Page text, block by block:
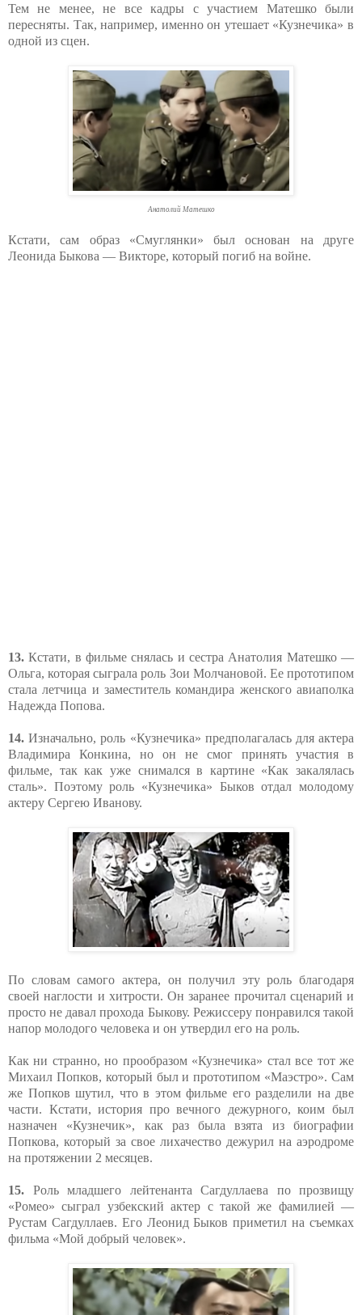
Тем не менее, не все кадры с участием Матешко были
пересняты. Так, например, именно он утешает «Кузнечика» в
одной из сцен.
Анатолий Матешко
Кстати, сам образ «Смуглянки» был основан на друге
Леонида Быкова — Викторе, который погиб на войне.
13. Кстати, в фильме снялась и сестра Анатолия Матешко —
Ольга, которая сыграла роль Зои Молчановой. Ее прототипом
стала летчица и заместитель командира женского авиаполка
Надежда Попова.
14.Изначально, роль «Кузнечика» предполагалась для актера
Владимира Конкина, но он не смог принять участия в
фильме, так как уже снимался в картине «Как закалялась
сталь». Поэтому роль «Кузнечика» Быков отдал молодому
актеру Сергею Иванову.
По словам самого актера, он получил эту роль благодаря
своей наглости и хитрости. Он заранее прочитал сценарий и
просто не давал прохода Быкову. Режиссеру понравился такой
напор молодого человека и он утвердил его на роль.
Как ни странно, но прообразом «Кузнечика» стал все тот же
Михаил Попков, который был и прототипом «Маэстро». Сам
же Попков шутил, что в этом фильме его разделили на две
части. Кстати, история про вечного дежурного, коим был
назначен «Кузнечик», как раз была взята из биографии
Попкова, который за свое лихачество дежурил на аэродроме
на протяжении 2 месяцев.
15. Роль младшего лейтенанта Сагдуллаева по прозвищу
«Ромео» сыграл узбекский актер с такой же фамилией —
Рустам Сагдуллаев. Его Леонид Быков приметил на съемках
фильма «Мой добрый человек».